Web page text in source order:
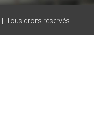
Tous droits réservés